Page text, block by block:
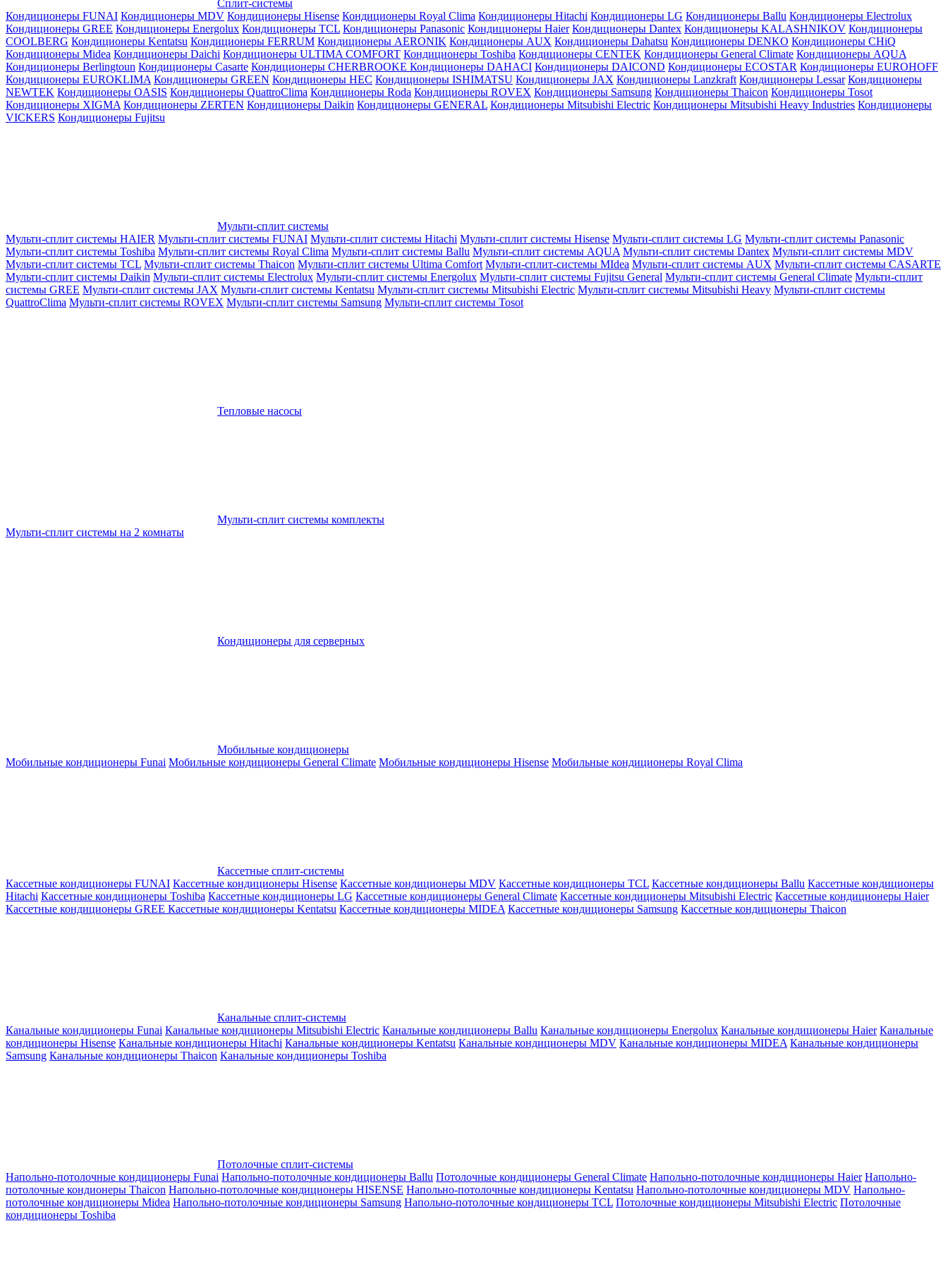
Сплит-системы
Кондиционеры FUNAI Кондиционеры MDV Кондиционеры Hisense Кондиционеры Royal Clima Кондиционеры Hitachi Кондиционеры LG Кондиционеры Ballu Кондиционеры Electrolux
Кондиционеры GREE Кондиционеры Energolux Кондиционеры TCL Кондиционеры Panasonic Кондиционеры Haier Кондиционеры Dantex Кондиционеры KALASHNIKOV Кондиционеры
СOOLBERG Кондиционеры Kentatsu Кондиционеры FERRUM Кондиционеры AERONIK Кондиционеры AUX Кондиционеры Dahatsu Кондиционеры DENKO Кондиционеры CHiQ
Кондиционеры Midea Кондиционеры Daichi Кондиционеры ULTIMA COMFORT Кондиционеры Toshiba Кондиционеры CENTEK Кондиционеры General Climate Кондиционеры AQUA
Кондиционеры Berlingtoun Кондиционеры Casarte Кондиционеры CHERBROOKE Кондиционеры DAHACI Кондиционеры DAICOND Кондиционеры ECOSTAR Кондиционеры EUROHOFF
Кондиционеры EUROKLIMA Кондиционеры GREEN Кондиционеры HEC Кондиционеры ISHIMATSU Кондиционеры JAX Кондиционеры Lanzkraft Кондиционеры Lessar Кондиционеры
NEWTEK Кондиционеры OASIS Кондиционеры QuattroClima Кондиционеры Roda Кондиционеры ROVEX Кондиционеры Samsung Кондиционеры Thaicon Кондиционеры Tosot
Кондиционеры XIGMA Кондиционеры ZERTEN Кондиционеры Daikin Кондиционеры GENERAL Кондиционеры Mitsubishi Electric Кондиционеры Mitsubishi Heavy Industries Кондиционеры
VICKERS Кондиционеры Fujitsu
Мульти-сплит системы
Мульти-сплит системы HAIER Мульти-сплит системы FUNAI Мульти-сплит системы Hitachi Мульти-сплит системы Hisense Мульти-сплит системы LG Мульти-сплит системы Panasonic
Мульти-сплит системы Toshiba Мульти-сплит системы Royal Clima Мульти-сплит системы Ballu Мульти-сплит системы AQUA Мульти-сплит системы Dantex Мульти-сплит системы MDV
Мульти-сплит системы TCL Мульти-сплит системы Thaicon Мульти-сплит системы Ultima Comfort Мульти-сплит-системы MIdea Мульти-сплит системы AUX Мульти-сплит системы CASARTE
Мульти-сплит системы Daikin Мульти-сплит системы Electrolux Мульти-сплит системы Energolux Мульти-сплит системы Fujitsu General Мульти-сплит системы General Climate Мульти-сплит
системы GREE Мульти-сплит системы JAX Мульти-сплит системы Kentatsu Мульти-сплит системы Mitsubishi Electric Мульти-сплит системы Mitsubishi Heavy Мульти-сплит системы
QuattroClima Мульти-сплит системы ROVEX Мульти-сплит системы Samsung Мульти-сплит системы Tosot
Тепловые насосы
Мульти-сплит системы комплекты
Мульти-сплит системы на 2 комнаты
Кондиционеры для серверных
Мобильные кондиционеры
Мобильные кондиционеры Funai Мобильные кондиционеры General Climate Мобильные кондиционеры Hisense Мобильные кондиционеры Royal Clima
Кассетные сплит-системы
Кассетные кондиционеры FUNAI Кассетные кондиционеры Hisense Кассетные кондиционеры MDV Кассетные кондиционеры TCL Кассетные кондиционеры Ballu Кассетные кондиционеры
Hitachi Кассетные кондиционеры Toshiba Кассетные кондиционеры LG Кассетные кондиционеры General Climate Кассетные кондиционеры Mitsubishi Electric Кассетные кондиционеры Haier
Кассетные кондиционеры GREE Кассетные кондиционеры Kentatsu Кассетные кондиционеры MIDEA Кассетные кондиционеры Samsung Кассетные кондиционеры Thaicon
Канальные сплит-системы
Канальные кондиционеры Funai Канальные кондиционеры Mitsubishi Electric Канальные кондиционеры Ballu Канальные кондиционеры Energolux Канальные кондиционеры Haier Канальные
кондиционеры Hisense Канальные кондиционеры Hitachi Канальные кондиционеры Kentatsu Канальные кондиционеры MDV Канальные кондиционеры MIDEA Канальные кондиционеры
Samsung Канальные кондиционеры Thaicon Канальные кондиционеры Toshiba
Потолочные сплит-системы
Напольно-потолочные кондиционеры Funai Напольно-потолочные кондиционеры Ballu Потолочные кондиционеры General Climate Напольно-потолочные кондиционеры Haier Напольно-
потолочные кондионеры Thaicon Напольно-потолочные кондиционеры HISENSE Напольно-потолочные кондиционеры Kentatsu Напольно-потолочные кондиционеры MDV Напольно-
потолочные кондиционеры Midea Напольно-потолочные кондиционеры Samsung Напольно-потолочные кондиционеры TCL Потолочные кондиционеры Mitsubishi Electric Потолочные
кондиционеры Toshiba